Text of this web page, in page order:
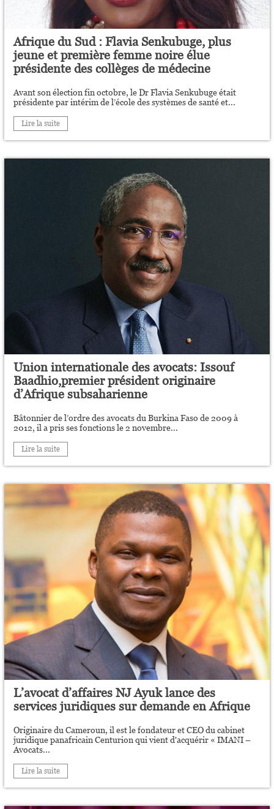
Afrique du Sud : Flavia Senkubuge, plus
jeune et première femme noire élue
présidente des collèges de médecine
Avant son élection fin octobre, le Dr Flavia Senkubuge était
présidente par intérim de l’école des systèmes de santé et...
Lire la suite
Union internationale des avocats: Issouf
Baadhio,premier président originaire
d’Afrique subsaharienne
Bâtonnier de l’ordre des avocats du Burkina Faso de 2009 à
2012, il a pris ses fonctions le 2 novembre...
Lire la suite
L’avocat d’affaires NJ Ayuk lance des
services juridiques sur demande en Afrique
Originaire du Cameroun, il est le fondateur et CEO du cabinet
juridique panafricain Centurion qui vient d'acquérir « IMANI –
Avocats...
Lire la suite